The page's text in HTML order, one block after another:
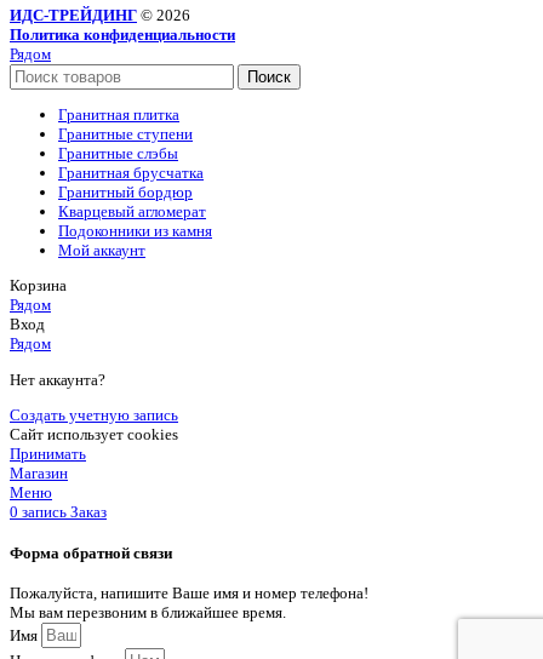
ИДС-ТРЕЙДИНГ © 2026
Политика конфиденциальности
Рядом
Поиск
Гранитная плитка
Гранитные ступени
Гранитные слэбы
Гранитная брусчатка
Гранитный бордюр
Кварцевый агломерат
Подоконники из камня
Мой аккаунт
Корзина
Рядом
Вход
Рядом
Нет аккаунта?
Создать учетную запись
Сайт использует cookies
Принимать
Магазин
Меню
0 запись Заказ
Форма обратной связи
Пожалуйста, напишите Ваше имя и номер телефона!
Мы вам перезвоним в ближайшее время.
Имя